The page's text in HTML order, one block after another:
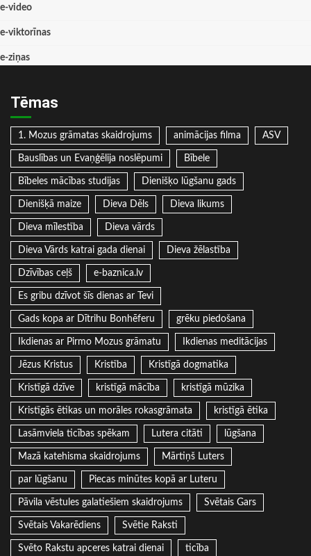
e-video
e-viktorīnas
e-ziņas
Tēmas
1. Mozus grāmatas skaidrojums animācijas filma ASV
Bauslības un Evaņģēlija noslēpumi Bībele
Bībeles mācības studijas Dienišķo lūgšanu gads
Dienišķā maize Dieva Dēls Dieva likums
Dieva mīlestība Dieva vārds
Dieva Vārds katrai gada dienai Dieva žēlastība
Dzīvības ceļš e-baznica.lv
Es gribu dzīvot šīs dienas ar Tevi
Gads kopa ar Dītrihu Bonhēferu grēku piedošana
Ikdienas ar Pirmo Mozus grāmatu Ikdienas meditācijas
Jēzus Kristus Kristība Kristīgā dogmatika
Kristīgā dzīve kristīgā mācība kristīgā mūzika
Kristīgās ētikas un morāles rokasgrāmata kristīgā ētika
Lasāmviela ticības spēkam Lutera citāti lūgšana
Mazā katehisma skaidrojums Mārtiņš Luters
par lūgšanu Piecas minūtes kopā ar Luteru
Pāvila vēstules galatiešiem skaidrojums Svētais Gars
Svētais Vakarēdiens Svētie Raksti
Svēto Rakstu apceres katrai dienai ticība